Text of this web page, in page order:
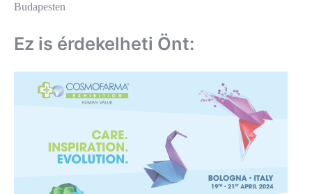
Budapesten
Ez is érdekelheti Önt: